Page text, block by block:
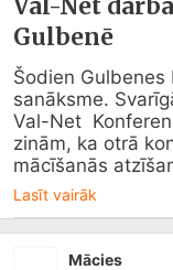
Val-Net
Gulbenē
Šodien
sanāksme.
Val-Net
zinām, ka otrā
mācīšanās
Lasīt vairāk
Mācies